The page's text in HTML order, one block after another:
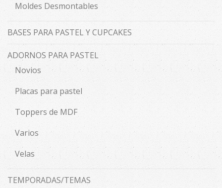
Moldes Desmontables
BASES PARA PASTEL Y CUPCAKES
ADORNOS PARA PASTEL
Novios
Placas para pastel
Toppers de MDF
Varios
Velas
TEMPORADAS/TEMAS